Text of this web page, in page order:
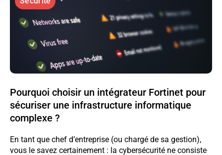
Pourquoi choisir un intégrateur Fortinet pour
sécuriser une infrastructure informatique
complexe ?
En tant que chef d’entreprise (ou chargé de sa gestion),
vous le savez certainement : la cybersécurité ne consiste